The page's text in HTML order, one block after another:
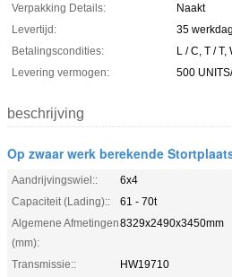
Verpakking Details:
Naakt
Levertijd:
35
Betalingscondities:
L / C, T /
Levering vermogen:
500
beschrijving
Op zwaar werk berekende
Aandrijvingswiel::
6x4
Capaciteit (Lading)::
61 - 70t
Algemene Afmetingen
(mm):
8329x2490x3450mm
Transmissie::
HW19710